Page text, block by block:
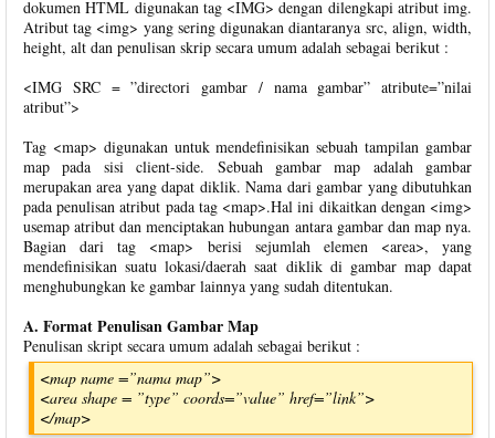
dokumen HTML digunakan tag <IMG> dengan dilengkapi atribut img.
Atribut tag <img> yang sering digunakan diantaranya src, align, width,
height, alt dan penulisan skrip secara umum adalah sebagai berikut :
<IMG SRC = ”directori gambar / nama gambar” atribute=”nilai
atribut”>
Tag <map> digunakan untuk mendefinisikan sebuah tampilan gambar
map pada sisi client-side. Sebuah gambar map adalah gambar
merupakan area yang dapat diklik. Nama dari gambar yang dibutuhkan
pada penulisan atribut pada tag <map>.Hal ini dikaitkan dengan <img>
usemap atribut dan menciptakan hubungan antara gambar dan map nya.
Bagian dari tag <map> berisi sejumlah elemen <area>, yang
mendefinisikan suatu lokasi/daerah saat diklik di gambar map dapat
menghubungkan ke gambar lainnya yang sudah ditentukan.
A. Format Penulisan Gambar Map
Penulisan skript secara umum adalah sebagai berikut :
<map name =”nama map”>
<area shape = ”type” coords=”value” href=”link”>
</map>